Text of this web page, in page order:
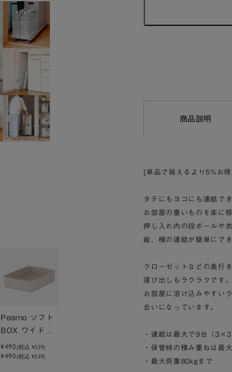
商品説明
[単品で揃えるより5%お得
タテにもヨコにも連結で
お部屋の重いものを楽に
押し入れ内の段ボールや
縦、横の連結が簡単にで
クローゼットなどの奥行
運び出しもラクラクです。
お部屋に溶け込みやすい
合いになっています。
・連結は最大で9台（3×3
・保管時の積み重ねは最
・最大荷重80kgまで
Pearno ソフト
BOX ワイド浅 |
W36×D25.7×
H8cm
¥490(税込 ¥539)
¥490(税込 ¥539)